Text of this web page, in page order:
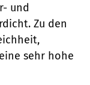
und
Zu den
sehr hohe